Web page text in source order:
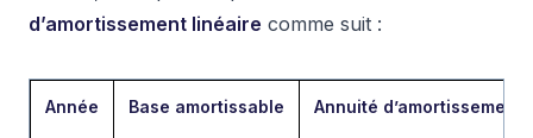
d’amortissement linéaire comme suit :
Année Base amortissable Annuité d’amortissement